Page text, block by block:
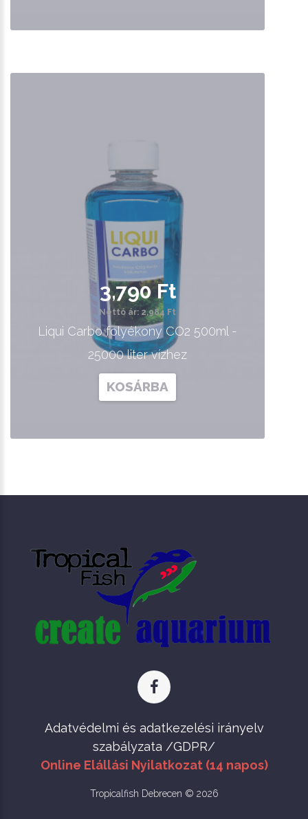
3,790 Ft
Nettó ár: 2,984 Ft
Liqui Carbo folyékony CO2 500ml -
25000 liter vízhez
KOSÁRBA
Adatvédelmi és adatkezelési irányelv
szabályzata /GDPR/
Online Elállási Nyilatkozat (14 napos)
Tropicalfish Debrecen © 2026